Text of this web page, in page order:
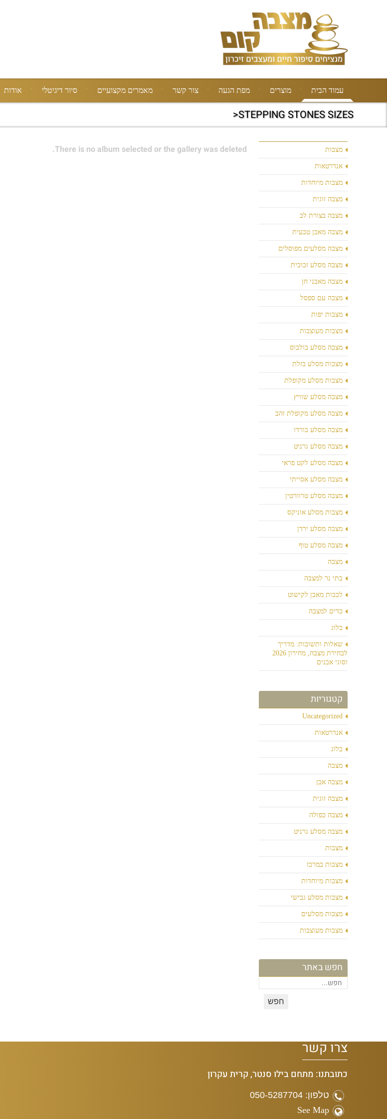
עמוד הבית מוצרים מפת הגעה צור קשר מאמרים מקצועיים סיור דיגיטלי אודות
STEPPING STONES SIZES<
מצבות
אנדרטאות
מצבות מיוחדות
מצבה זוגית
מצבה בצורת לב
מצבה מאבן טבעית
מצבה מסלעים מפוסלים
מצבה מסלע זכוכית
מצבה מאבני חן
מצבה עם ספסל
מצבות יפות
מצבות מעוצבות
מצבה מסלע בולבוס
מצבות מסלע בזלת
מצבות מסלע מקופלת
מצבה מסלע שוויץ
מצבה מסלע מקופלת זהב
מצבה מסלע בורדו
מצבה מסלע גרניט
מצבה מסלע לקט פראי
מצבה מסלע אסייתי
מצבה מסלע טרוורטין
מצבות מסלע אוניקס
מצבה מסלע ירדן
מצבה מסלע טוף
מצבה
בתי נר למצבה
לבבות מאבן לקישוט
כדים למצבה
בלוג
שאלות ותשובות: מדריך
לבחירת מצבה, מחירון 2026
וסוגי אבנים
קטגוריות
Uncategorized
אנדרטאות
בלוג
מצבה
מצבה אבן
מצבה זוגית
מצבה כפולה
מצבה מסלע גרניט
מצבות
מצבות במרכז
מצבות מיוחדות
מצבות מסלע גבישי
מצבות מסלעים
מצבות מעוצבות
חפש באתר
There is no album selected or the gallery was deleted.
צרו קשר
כתובתנו: מתחם בילו סנטר, קרית עקרון
טלפון: 050-5287704
See Map